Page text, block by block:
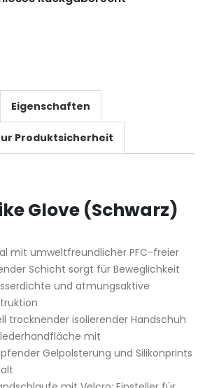
Eigenschaften
Produktsicherheit
Glove (Schwarz)
mit umweltfreundlicher PFC-freier
Schicht sorgt für Beweglichkeit
und atmungsaktive
trocknender isolierender Handschuh
mit
Gelpolsterung und Silikonprints